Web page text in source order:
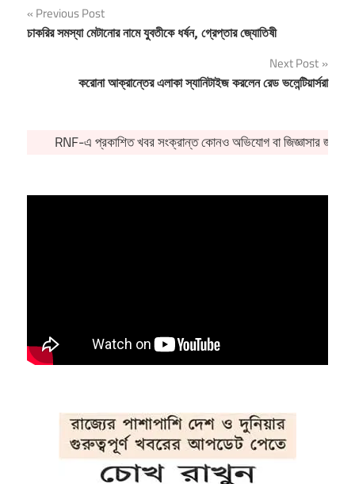
Post
navigation
Previous Post
চাকরির সমস্যা মেটানোর নামে যুবতীকে ধর্ষন, গ্রেপ্তার জ্যোতিষী
Next Post
করোনা আক্রান্তের এলাকা স্যানিটাইজ করলেন রেড ভলেন্টিয়ার্সরা
RNF-এ প্রকাশিত খবর সংক্রান্ত কোনও অভিযোগ বা জিজ্ঞাসার